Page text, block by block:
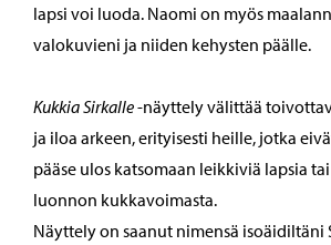
lapsi voi luoda. Naomi on myös
valokuvieni ja niiden kehysten päälle.
Kukkia Sirkalle-näyttely välittää
ja iloa arkeen, erityisesti heille, jotka
pääse ulos katsomaan leikkiviä lapsia
luonnon kukkavoimasta.
Näyttely on saanut nimensä isoäidiltäni